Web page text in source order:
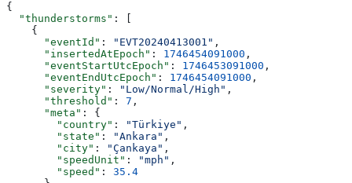
{
  "thunderstorms"
: [
    {
      "eventId"
: "EVT20240413001" ,
      "insertedAtEpoch"
: 1746454091000 ,
      "eventStartUtcEpoch"
: 1746453091000 ,
      "eventEndUtcEpoch"
: 1746454091000 ,
      "severity"
: "Low/Normal/High" ,
      "threshold"
: 7 ,
      "meta"
: {
        "country"
: "Türkiye" ,
        "state"
: "Ankara" ,
        "city"
: "Çankaya" ,
        "speedUnit"
: "mph" ,
        "speed"
: 35.4